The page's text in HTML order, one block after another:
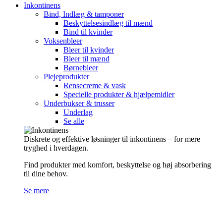
Inkontinens
Bind, Indlæg & tamponer
Beskyttelsesindlæg til mænd
Bind til kvinder
Voksenbleer
Bleer til kvinder
Bleer til mænd
Børnebleer
Plejeprodukter
Rensecreme & vask
Specielle produkter & hjælpemidler
Underbukser & trusser
Underlag
Se alle
Diskrete og effektive løsninger til inkontinens – for mere
tryghed i hverdagen.
Find produkter med komfort, beskyttelse og høj absorbering
til dine behov.
Se mere